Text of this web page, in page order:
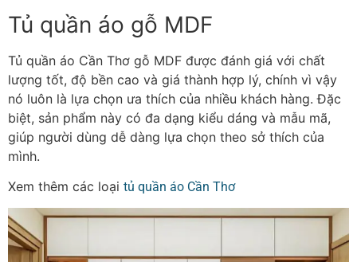
Tủ quần áo gỗ MDF
Tủ quần áo Cần Thơ gỗ MDF được đánh giá với chất
lượng tốt, độ bền cao và giá thành hợp lý, chính vì vậy
nó luôn là lựa chọn ưa thích của nhiều khách hàng. Đặc
biệt, sản phẩm này có đa dạng kiểu dáng và mẫu mã,
giúp người dùng dễ dàng lựa chọn theo sở thích của
mình.
Xem thêm các loại tủ quần áo Cần Thơ